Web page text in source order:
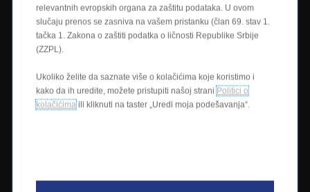
pune obaveza.
relevantnih evropskih organa za zaštitu podataka. U ovom
slučaju prenos se zasniva na vašem pristanku (član 69. stav 1.
tačka 1. Zakona o zaštiti podatka o ličnosti Republike Srbije
(ZZPL).
Ukoliko želite da saznate više o kolačićima koje koristimo i
kako da ih uredite, možete pristupiti našoj strani Politici o
kolačićimaili kliknuti na taster „Uredi moja podešavanja“.